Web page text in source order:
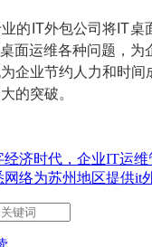
的IT外包公司将IT桌
面运维各种问题，为
企业节约人力和时间
的突破。
经济时代，企业IT运
网络为苏州地区提供it